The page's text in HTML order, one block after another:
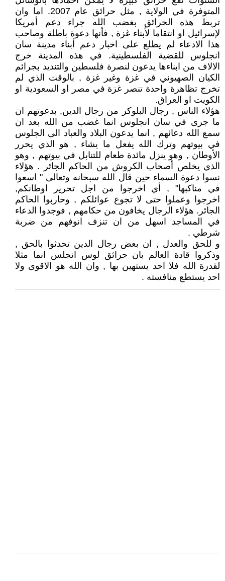
المتوفرة في الولاية , مثل حرائق عام 2007. اما وان
تربط هذه الحرائق بغضب الله جراء دعم أمريكا
لإسرائيل او انتقاما لأبناء غزة , فأنها دعوة باطلة وصاحب
هذا الادعاء لم يطلع على اخبار دعم أبناء مدينة سان
انجلوس للقضية الفلسطينية. في هذه المدينة خرج
الالاف من ابناءها يدعون لنصرة فلسطين والتنديد بجرائم
الكيان الصهيوني في غزة وغير غزة , بالوقت الذي لم
تخرج تظاهرة واحدة تنصر غزة في مصر او السعودية او
الكويت او العراق.
هؤلاء الناس , رجال البلوكر من رجال الدين, بدعوتهم ان
ما جرى في سان انجلوس انما غضب من الله بعد ان
سمع الله دعائهم , انما يدعون البلاد والعباد الى الجلوس
في بيوتهم وترك الله يفعل ما يشاء , هو الذي يحرر
الأوطان , وهو ينزل مائدة طعام للتنابل في بيوتهم , وهو
الذي يخلص أصحاب الكروش من الحاكم الجائر . هؤلاء
نسوا دعوة السماء حين قال الله سبحانه وتعالى " اسعوا
في مناكبها" , أي اخرجوا من اجل تحرير اوطانكم,
اخرجوا وعملوا حتى لا تجوع عوائلكم , وحاربوا الحاكم
الجائر. هؤلاء الرجال يخافون من حكامهم , فوجدوا الدعاء
في المساجد اسهل من ان تنزف انوفهم من ضربة
شرطي .
و للحق والعدل , ان بعض رجال الدين تحدثوا بالحق ,
وذكروا قادة العالم بان حرائق لوس انجلس انما مثلا
لقدرة الله فلا احد يستهين بها , وان الله هو الاقوى ولا
احد يستطع منافسته .